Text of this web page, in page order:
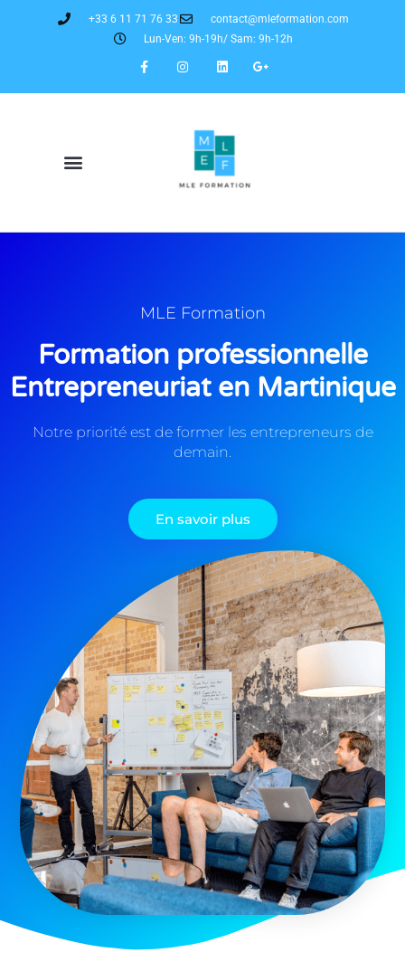
+33 6 11 71 76 33
contact@mleformation.com
Lun-Ven: 9h-19h/ Sam: 9h-12h
MLE Formation
Formation professionnelle
Entrepreneuriat en Martinique
Notre priorité est de former les entrepreneurs de
demain.
En savoir plus